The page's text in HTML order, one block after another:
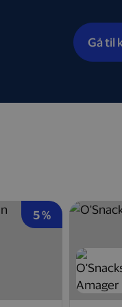
Gå til
5 %